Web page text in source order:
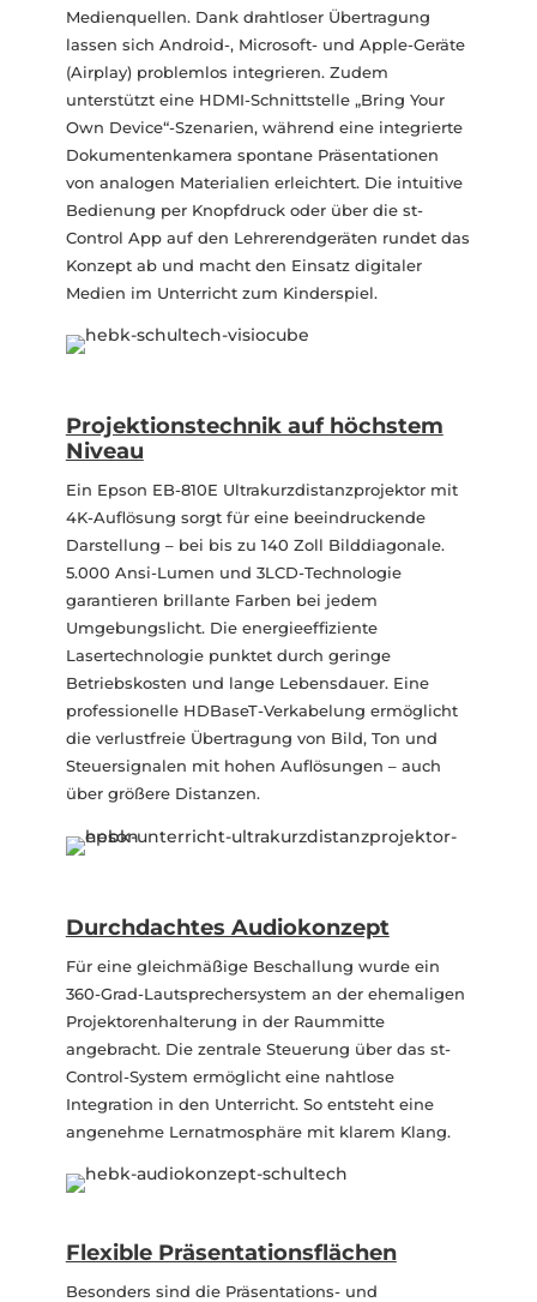
Medienquellen. Dank drahtloser Übertragung
lassen sich Android-, Microsoft- und Apple-Geräte
(Airplay) problemlos integrieren. Zudem
unterstützt eine HDMI-Schnittstelle „Bring Your
Own Device“-Szenarien, während eine integrierte
Dokumentenkamera spontane Präsentationen
von analogen Materialien erleichtert. Die intuitive
Bedienung per Knopfdruck oder über die st-
Control App auf den Lehrerendgeräten rundet das
Konzept ab und macht den Einsatz digitaler
Medien im Unterricht zum Kinderspiel.
Projektionstechnik auf höchstem
Niveau
Ein Epson EB-810E Ultrakurzdistanzprojektor mit
4K-Auflösung sorgt für eine beeindruckende
Darstellung – bei bis zu 140 Zoll Bilddiagonale.
5.000 Ansi-Lumen und 3LCD-Technologie
garantieren brillante Farben bei jedem
Umgebungslicht. Die energieeffiziente
Lasertechnologie punktet durch geringe
Betriebskosten und lange Lebensdauer. Eine
professionelle HDBaseT-Verkabelung ermöglicht
die verlustfreie Übertragung von Bild, Ton und
Steuersignalen mit hohen Auflösungen – auch
über größere Distanzen.
Durchdachtes Audiokonzept
Für eine gleichmäßige Beschallung wurde ein
360-Grad-Lautsprechersystem an der ehemaligen
Projektorenhalterung in der Raummitte
angebracht. Die zentrale Steuerung über das st-
Control-System ermöglicht eine nahtlose
Integration in den Unterricht. So entsteht eine
angenehme Lernatmosphäre mit klarem Klang.
Flexible Präsentationsflächen
Besonders sind die Präsentations- und